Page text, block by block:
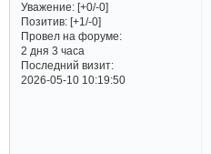
Уважение: [+0/-0]
Позитив: [+1/-0]
Провел на форуме:
2 дня 3 часа
Последний визит:
2026-05-10 10:19:50